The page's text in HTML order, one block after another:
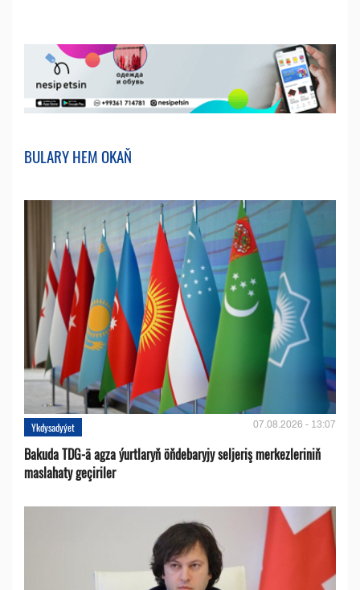
BULARY HEM OKAŇ
Ykdysadyýet 07.08.2026 - 13:07
Bakuda TDG-ä agza ýurtlaryň öňdebaryjy seljeriş merkezleriniň
maslahaty geçiriler